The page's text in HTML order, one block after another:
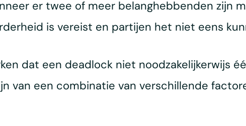
er twee of meer belanghebbenden zijn
is vereist en partijen het niet eens
dat een deadlock niet noodzakelijkerwijs
van een combinatie van verschillende